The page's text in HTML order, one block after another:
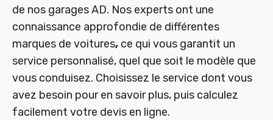
de nos garages AD. Nos experts ont une
connaissance approfondie de différentes
marques de voitures, ce qui vous garantit un
service personnalisé, quel que soit le modèle que
vous conduisez. Choisissez le service dont vous
avez besoin pour en savoir plus, puis calculez
facilement votre devis en ligne.